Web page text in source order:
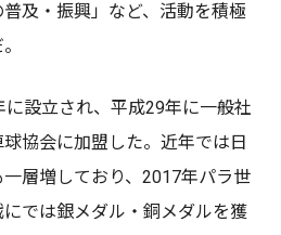
及・振興」など、活動を積極
設立され、平成29年に一般社
協会に加盟した。近年では日
層増しており、2017年パラ世
では銀メダル・銅メダルを獲